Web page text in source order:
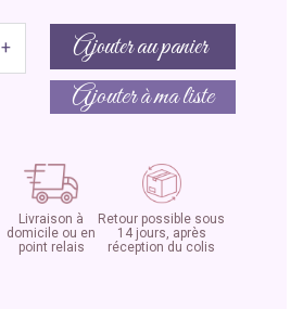
+ Ajouter au panier
Ajouter à ma liste
Livraison à
domicile ou en
point relais
Retour possible sous
14 jours, après
réception du colis